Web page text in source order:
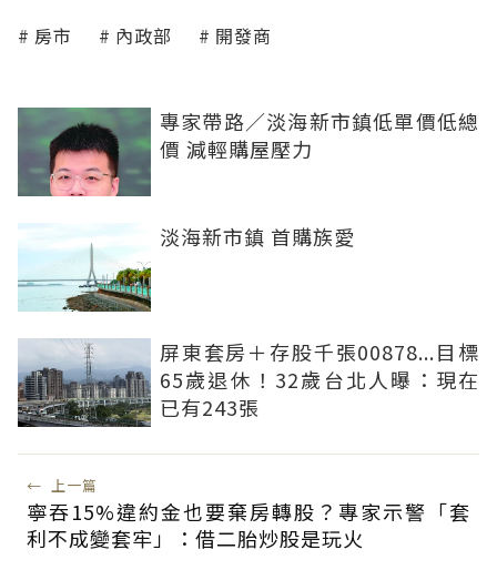
房市 內政部 開發商
專家帶路／淡海新市鎮低單價低總
價 減輕購屋壓力
淡海新市鎮 首購族愛
屏東套房＋存股千張00878...目標
65歲退休！32歲台北人曝：現在
已有243張
← 上一篇
寧吞15%違約金也要棄房轉股？專家示警「套
利不成變套牢」：借二胎炒股是玩火